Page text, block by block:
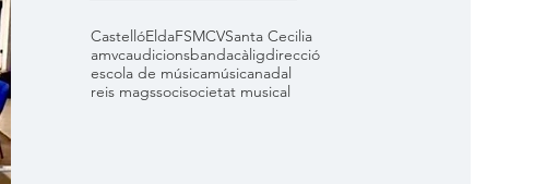
CastellóEldaFSMCVSanta Cecilia
amvcaudicionsbandacàligdirecció
escola de músicamúsicanadal
reis magssocisocietat musical